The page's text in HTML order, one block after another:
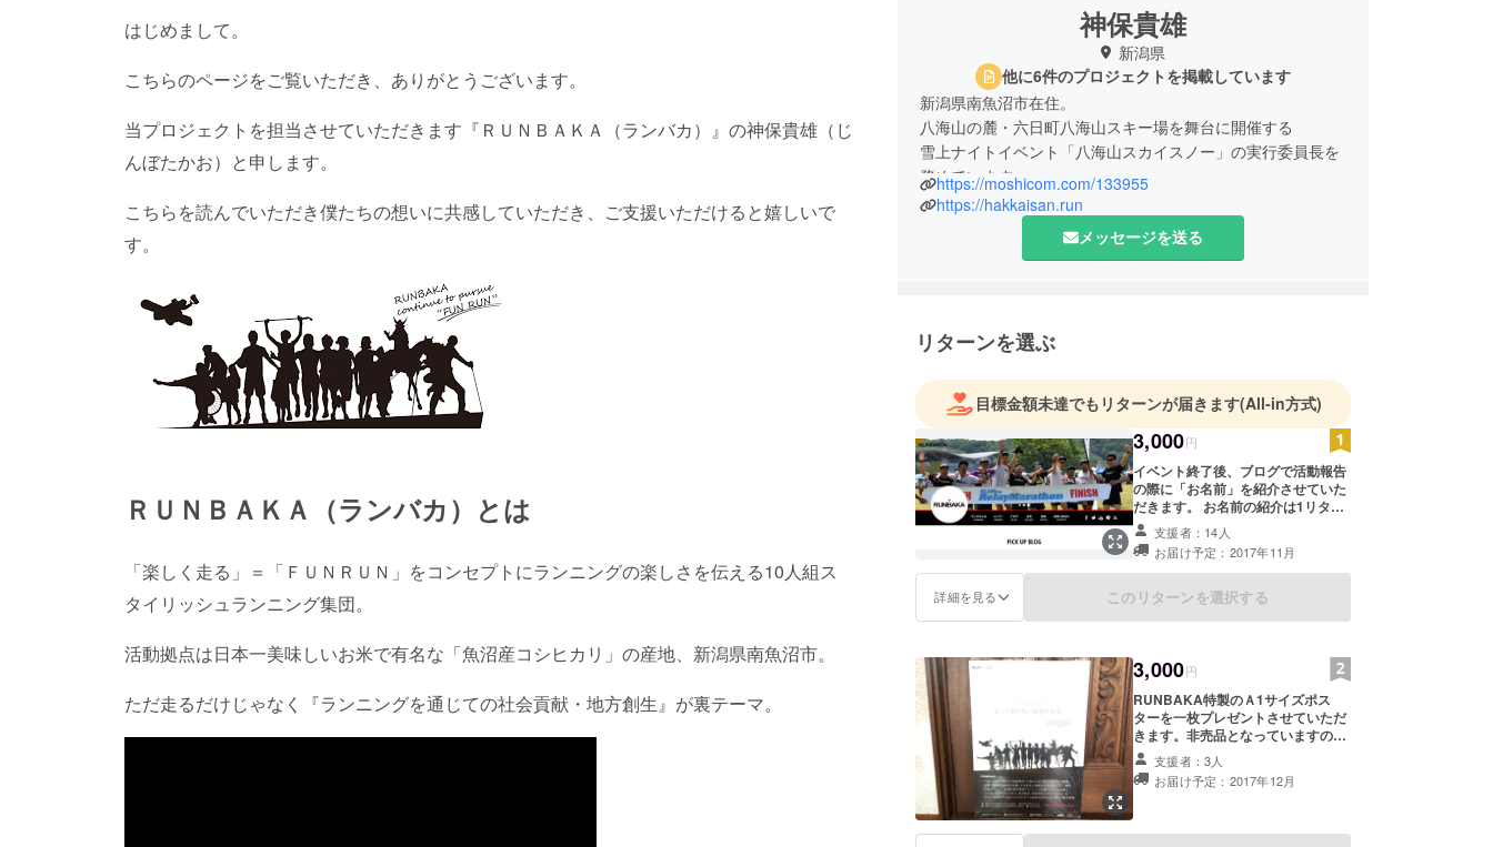
はじめまして。
こちらのページをご覧いただき、ありがとうございます。
当プロジェクトを担当させていただきます『ＲＵＮＢＡＫＡ（ランバカ）』の神保貴雄（じ
んぼたかお）と申します。
こちらを読んでいただき僕たちの想いに共感していただき、ご支援いただけると嬉しいで
す。
ＲＵＮＢＡＫＡ（ランバカ）とは
「楽しく走る」＝「ＦＵＮＲＵＮ」をコンセプトにランニングの楽しさを伝える10人組ス
タイリッシュランニング集団。
活動拠点は日本一美味しいお米で有名な「魚沼産コシヒカリ」の産地、新潟県南魚沼市。
ただ走るだけじゃなく『ランニングを通じての社会貢献・地方創生』が裏テーマ。
神保貴雄
新潟県
他に6件のプロジェクトを掲載しています
新潟県南魚沼市在住。
八海山の麓・六日町八海山スキー場を舞台に開催する
雪上ナイトイベント「八海山スカイスノー」の実行委員長を
務めています。
「雪国の冬を、誇れる体験に変えたい」
そのすべてを活かしながら、
ます。
大会は、実行委員・ボランティア・協賛企業の皆さま、
そして参加してくださる選手一人ひとりの力で成り立ってい
ます。
このクラウドファンディングも、
大会を“一緒につくる仲間”と出会うための挑戦です。
どうか、八海山スカイスノーの物語に
https://moshicom.com/133955
https://hakkaisan.run
メッセージを送る
リターンを選ぶ
目標金額未達でもリターンが届きます(All-in方式)
3,000円
イベント終了後、ブログで活動報告
の際に「お名前」を紹介させていた
だきます。 お名前の紹介は1リター
ンにつき、ひとつとさせていただき
ます。 本名以外で掲載希望の方は、
ご相談ください。 よろしくお願いい
たします。 例： 【プロジェクトに
協力していただいた方々】 山田太郎
支援者：14人
お届け予定：2017年11月
詳細を見る このリターンを選択する
3,000円
RUNBAKA特製のＡ1サイズポス
ターを一枚プレゼントさせていただ
きます。非売品となっていますの
で、この機会にぜひ。郵送させてい
ただきますので、ご住所の入力をお
願いします。送料はこちらで負担さ
支援者：3人
お届け予定：2017年12月